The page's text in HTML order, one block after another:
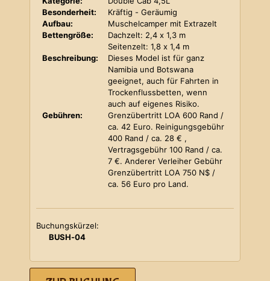
Besonderheit:
Kräftig - Geräumig
Aufbau:
Muschelcamper mit Extrazelt
Bettengröße:
Dachzelt: 2,4 x 1,3 m
Seitenzelt: 1,8 x 1,4 m
Beschreibung:
Dieses Model ist für ganz
Namibia und Botswana
geeignet, auch für Fahrten in
Trockenflussbetten, wenn
auch auf eigenes Risiko.
Gebühren:
Grenzübertritt LOA 600 Rand /
ca. 42 Euro. Reinigungsgebühr
400 Rand / ca. 28 € ,
Vertragsgebühr 100 Rand / ca.
7 €. Anderer Verleiher Gebühr
Grenzübertritt LOA 750 N$ /
ca. 56 Euro pro Land.
Buchungskürzel:
BUSH-04